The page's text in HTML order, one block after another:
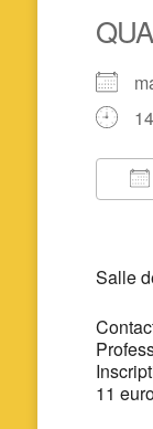
Salle
11